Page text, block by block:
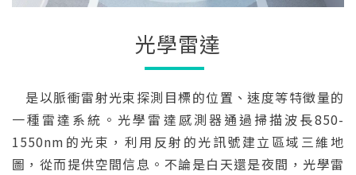
光學雷達
是以脈衝雷射光束探測目標的位置、速度等特徵量的
一種雷達系統。光學雷達感測器通過掃描波長850-
1550nm的光束，利用反射的光訊號建立區域三維地
圖，從而提供空間信息。不論是白天還是夜間，光學雷